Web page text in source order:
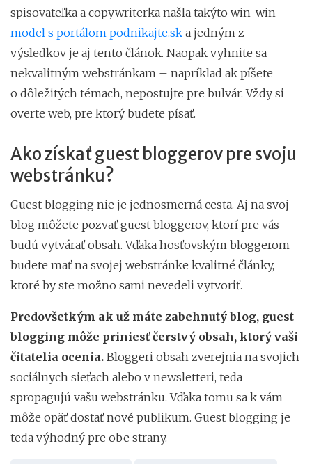
spisovateľka a copywriterka našla takýto win-win
model s portálom podnikajte.sk a jedným z
výsledkov je aj tento článok. Naopak vyhnite sa
nekvalitným webstránkam – napríklad ak píšete
o dôležitých témach, nepostujte pre bulvár. Vždy si
overte web, pre ktorý budete písať.
Ako získať guest bloggerov pre svoju
webstránku?
Guest blogging nie je jednosmerná cesta. Aj na svoj
blog môžete pozvať guest bloggerov, ktorí pre vás
budú vytvárať obsah. Vďaka hosťovským bloggerom
budete mať na svojej webstránke kvalitné články,
ktoré by ste možno sami nevedeli vytvoriť.
Predovšetkým ak už máte zabehnutý blog, guest
blogging môže priniesť čerstvý obsah, ktorý vaši
čitatelia ocenia. Bloggeri obsah zverejnia na svojich
sociálnych sieťach alebo v newsletteri, teda
spropagujú vašu webstránku. Vďaka tomu sa k vám
môže opäť dostať nové publikum. Guest blogging je
teda výhodný pre obe strany.